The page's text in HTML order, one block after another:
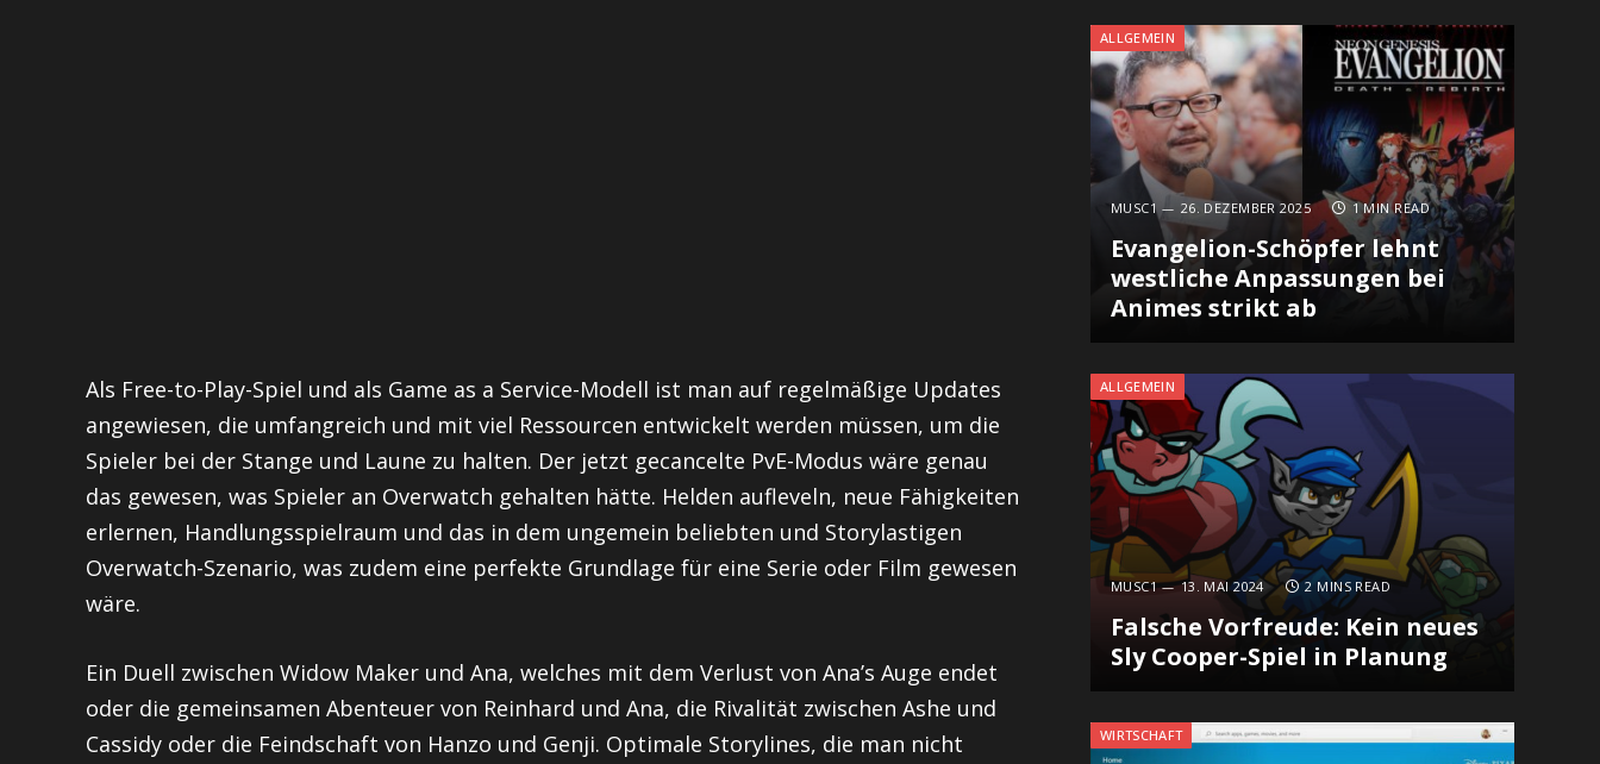
Als Free-to-Play-Spiel und als Game as a Service-Modell ist man auf regelmäßige Updates
angewiesen, die umfangreich und mit viel Ressourcen entwickelt werden müssen, um die
Spieler bei der Stange und Laune zu halten. Der jetzt gecancelte PvE-Modus wäre genau
das gewesen, was Spieler an Overwatch gehalten hätte. Helden aufleveln, neue Fähigkeiten
erlernen, Handlungsspielraum und das in dem ungemein beliebten und Storylastigen
Overwatch-Szenario, was zudem eine perfekte Grundlage für eine Serie oder Film gewesen
wäre.
Ein Duell zwischen Widow Maker und Ana, welches mit dem Verlust von Ana’s Auge endet
oder die gemeinsamen Abenteuer von Reinhard und Ana, die Rivalität zwischen Ashe und
Cassidy oder die Feindschaft von Hanzo und Genji. Optimale Storylines, die man nicht
ALLGEMEIN
MUSC1 26. DEZEMBER 2025 1 MIN READ
Evangelion-Schöpfer lehnt
westliche Anpassungen bei
Animes strikt ab
ALLGEMEIN
MUSC1 13. MAI 2024 2 MINS READ
Falsche Vorfreude: Kein neues
Sly Cooper-Spiel in Planung
WIRTSCHAFT